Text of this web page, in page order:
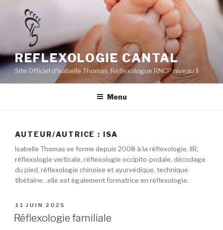
contenu
REFLEXOLOGIE CANTAL
Site Officiel d'Isabelle Thomas, Réflexologue RNCP niveau II
Menu
AUTEUR/AUTRICE : ISA
Isabelle Thomas se forme depuis 2008 à la réflexologie, IIR,
réflexologie verticale, réflexologie occipito-podale, décodage
du pied, réflexologie chinoise et ayurvédique, technique
tibétaine...elle est également formatrice en réflexologie.
PUBLIÉ
LE
11 JUIN 2025
Réflexologie familiale